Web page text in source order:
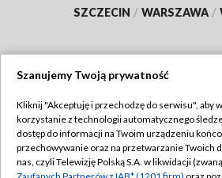
SZCZECIN / WARSZAWA /
TVP
Abonament TVP
Emisja w TVP
Regulamin
Szanujemy Twoją prywatność
Kliknij "Akceptuję i przechodzę do serwisu", aby
korzystanie z technologii automatycznego
dostęp do informacji na Twoim urządzeniu
przechowywanie oraz na przetwarzanie Twoich
nas, czyli Telewizję Polską S.A. w likwidacji